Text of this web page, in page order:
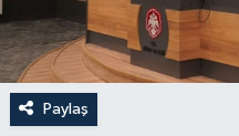
Paylaş